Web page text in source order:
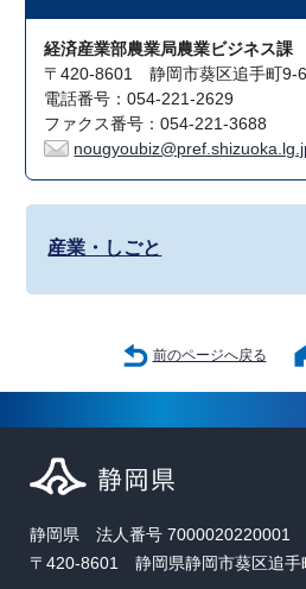
経済産業部農業局農業ビジネス課
〒420-8601 静岡市葵区追手町9-6
電話番号：054-221-2629
ファクス番号：054-221-3688
産業・しごと
前のページへ戻る
静岡県 法人番号 7000020220001
〒420-8601 静岡県静岡市葵区追手